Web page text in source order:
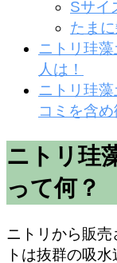
Sサイ
たま
ニトリ珪
人は！
ニトリ珪
コミを含
ニトリ珪
って何？
ニトリから販
トは抜群の吸